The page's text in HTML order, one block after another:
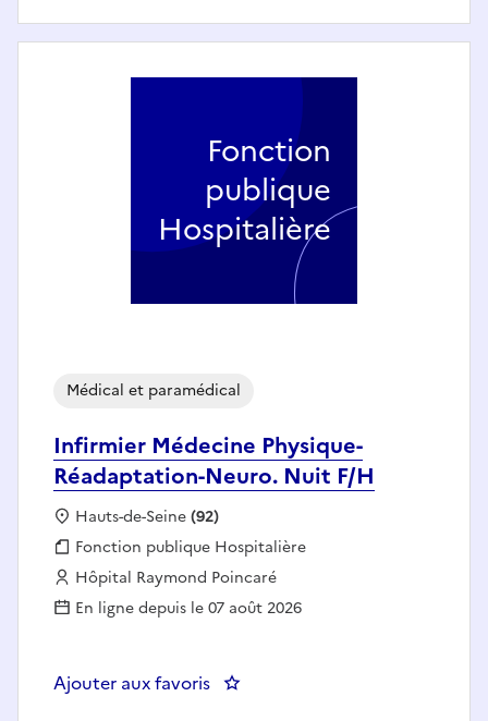
Infirmier Médecine Physique-
Réadaptation-Neuro. Nuit F/H
Médical et paramédical
Localisation :
Hauts-de-Seine(92)
Fonction publique :
Fonction publique Hospitalière
Employeur :
Hôpital Raymond Poincaré
En ligne depuis le 07 août 2026
Ajouter aux favoris : Infirmier Médecine Physique-
Fonction
publique
Hospitalière